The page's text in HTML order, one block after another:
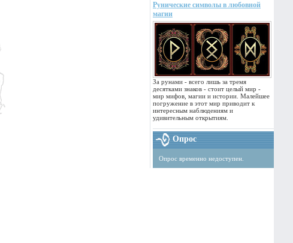
Рунические символы в любовной
магии
За рунами - всего лишь за тремя
десятками знаков - стоит целый мир -
мир мифов, магии и истории. Малейшее
погружение в этот мир приводит к
интересным наблюдениям и
удивительным открытиям.
Опрос
Опрос временно недоступен.